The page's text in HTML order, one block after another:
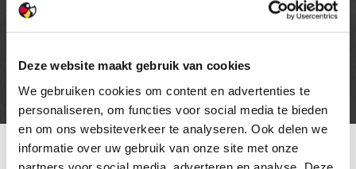
Deze website maakt gebruik van cookies
We gebruiken cookies om content en advertenties te
personaliseren, om functies voor social media te bieden
en om ons websiteverkeer te analyseren. Ook delen we
informatie over uw gebruik van onze site met onze
Cookie beleid
Contact